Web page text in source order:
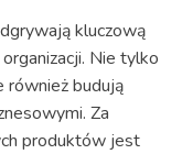
kluczową
Nie tylko
również budują
Za
produktów jest